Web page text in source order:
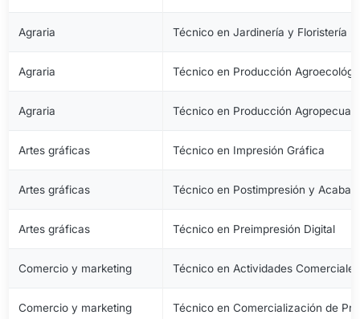
Agraria Técnico en Jardinería y Floristería
Agraria Técnico en Producción
Agraria Técnico en Producción
Artes gráficas Técnico en Impresión Gráfica
Artes gráficas Técnico en Postimpresión y
Artes gráficas Técnico en Preimpresión Digital
Comercio y marketing Técnico en Actividades Comerciales
Comercio y marketing Técnico en Comercialización de